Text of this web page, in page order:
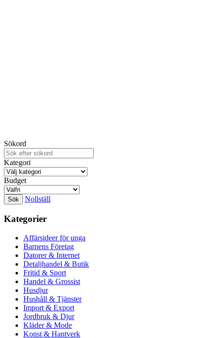
Sökord
Kategori
Budget
Nollställ
Kategorier
Affärsideer för unga
Barnens Företag
Datorer & Internet
Detaljhandel & Butik
Fritid & Sport
Handel & Grossist
Husdjur
Hushåll & Tjänster
Import & Export
Jordbruk & Djur
Kläder & Mode
Konst & Hantverk